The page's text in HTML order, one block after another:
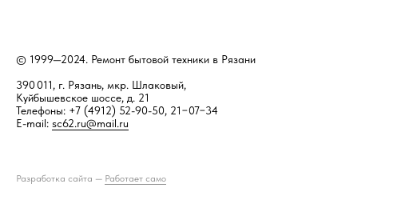
Разработка сайта — Работает само
© 1999—2024. Ремонт бытовой техники в Рязани
390 011, г. Рязань, мкр. Шлаковый,
Куйбышевское шоссе, д. 21
Телефоны: +7 (4912) 52-90-50, 21−07−34
E-mail: sc62.ru@mail.ru